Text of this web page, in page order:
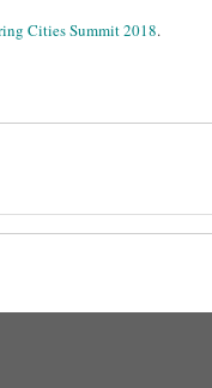
Cities Summit 2018.